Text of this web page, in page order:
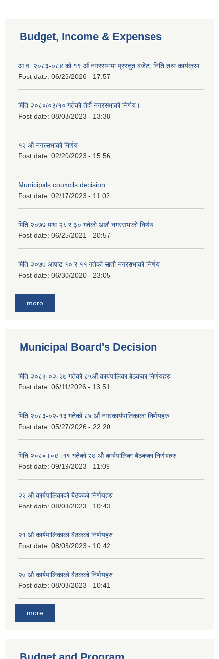
Budget, Income & Expenses
आ.व. २०८३-०८४ को १९ औं नगरसभामा प्रस्तुत बजेट, निति तथा कार्यक्रम
Post date: 06/26/2026 - 17:57
मिति २०८०/०३/१० गतेको तेर्हौ नगरसभाको निर्णय।
Post date: 08/03/2023 - 13:38
१२ औ नगरसभाको निर्णय
Post date: 02/20/2023 - 15:56
Municipals councils decision
Post date: 02/17/2023 - 11:03
मिति २०७७ माघ २८ र ३० गतेको आठौं नगरसभाको निर्णय
Post date: 06/25/2021 - 20:57
मिति २०७७ आषाढ १० र ११ गतेको सातौ नगरसभाको निर्णय
Post date: 06/30/2020 - 23:05
more
Municipal Board's Decision
मिति २०८३-०२-२७ गतेको ८५औं कार्यपालिका बैठकका निर्णयहरु
Post date: 06/11/2026 - 13:51
मिति २०८३-०२-१३ गतेको ८४ औं नगरकार्यपालिकाका निर्णयहरु
Post date: 05/27/2026 - 22:20
मिति २०८०।०४।१९ गतेको २७ ‌‍‌ओेै कार्यपालिका बैठकका निर्णयहरु
Post date: 09/19/2023 - 11:09
२‍२ औ कार्यपालिकाको बैठकको निर्णयहरु
Post date: 08/03/2023 - 10:43
२‍१ औ कार्यपालिकाको बैठकको निर्णयहरु
Post date: 08/03/2023 - 10:42
२‍० औ कार्यपालिकाको बैठकको निर्णयहरु
Post date: 08/03/2023 - 10:41
more